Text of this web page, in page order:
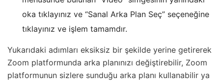
oka tıklayınız ve “Sanal Arka Plan Seç” seçeneğine
tıklayınız ve işlem tamamdır.
Yukarıdaki adımları eksiksiz bir şekilde yerine getirerek
Zoom platformunda arka planınızı değiştirebilir, Zoom
platformunun sizlere sunduğu arka planı kullanabilir ya